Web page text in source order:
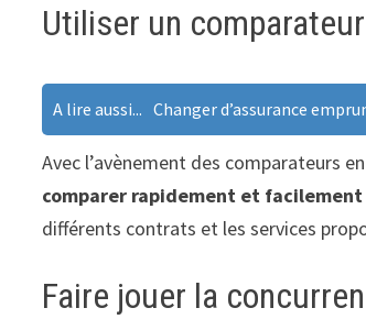
Utiliser un
A lire aussi... Changer d’assurance
Avec l’avènement des comparateurs
comparer rapidement et
différents contrats et les services
Faire jouer la